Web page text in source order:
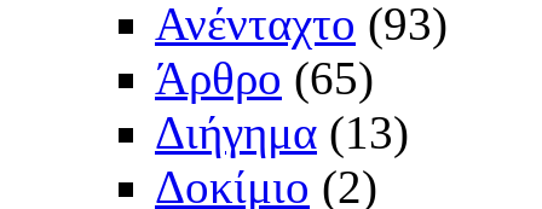
Ανένταχτο (93)
Άρθρο (65)
Διήγημα (13)
Δοκίμιο (2)